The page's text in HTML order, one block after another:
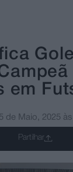
em
5 de Maio, 2025 às
Partilhar